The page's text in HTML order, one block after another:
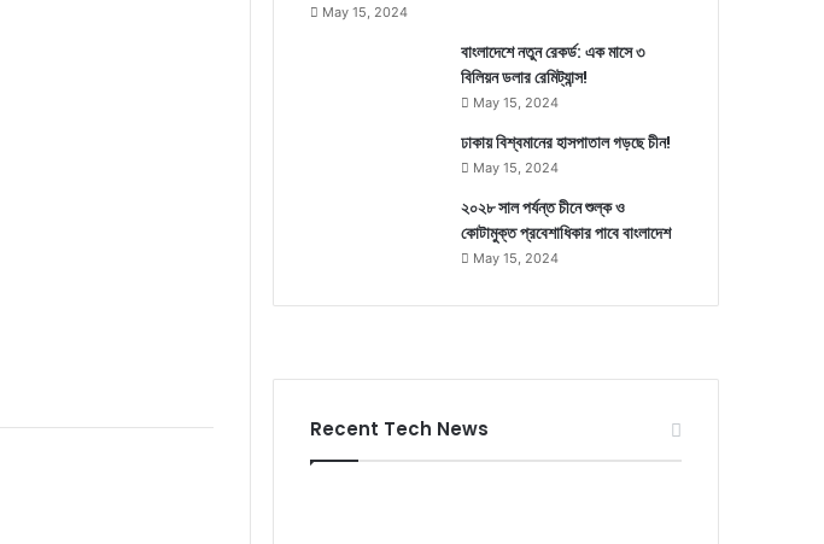
May 15, 2024
বাংলাদেশে নতুন রেকর্ড: এক মাসে ৩
বিলিয়ন ডলার রেমিট্যান্স!
May 15, 2024
ঢাকায় বিশ্বমানের হাসপাতাল গড়ছে চীন!
May 15, 2024
২০২৮ সাল পর্যন্ত চীনে শুল্ক ও
কোটামুক্ত প্রবেশাধিকার পাবে বাংলাদেশ
May 15, 2024
Recent Tech News